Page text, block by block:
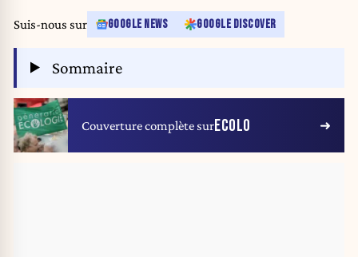
Haffner / Hans Lucas / Hans Lucas via AFP)
Suis-nous sur GOOGLE NEWS GOOGLE DISCOVER
Sommaire
Couverture complète surECOLO